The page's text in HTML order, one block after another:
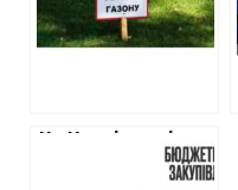
На Харківщині
хочуть витратити